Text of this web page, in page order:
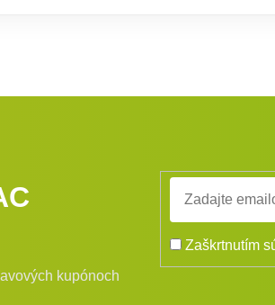
kupónoch
Zaškrtnutím